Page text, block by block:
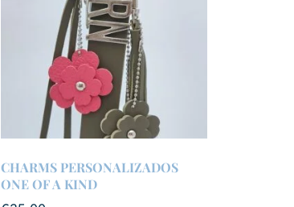
CHARMS PERSONALIZADOS
ONE OF A KIND